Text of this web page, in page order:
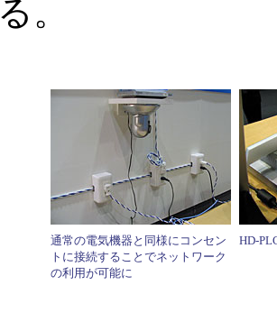
る。
通常の電気機器と同様にコンセン
トに接続することでネットワーク
の利用が可能に
HD-